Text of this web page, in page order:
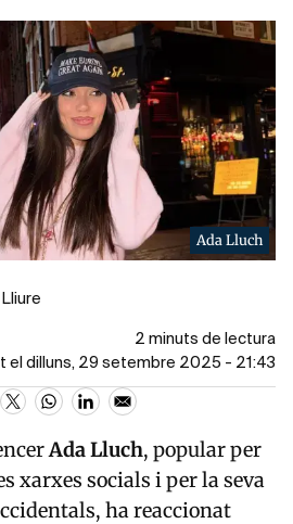
Ada Lluch
2 minuts de lectura
el dilluns, 29 setembre 2025 - 21:43
Ada Lluch, popular per
xarxes socials i per la seva
ha reaccionat